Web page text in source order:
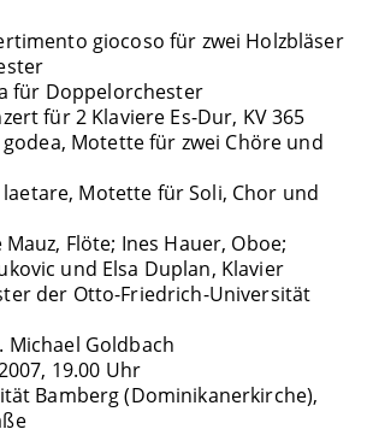
giocoso für zwei Holzbläser
für Doppelorchester
für 2 Klaviere Es-Dur, KV 365
Motette für zwei Chöre und
laetare, Motette für Soli, Chor und
Flöte; Ines Hauer, Oboe;
und Elsa Duplan, Klavier
der Otto-Friedrich-Universität
Michael Goldbach
19.00 Uhr
Bamberg (Dominikanerkirche),